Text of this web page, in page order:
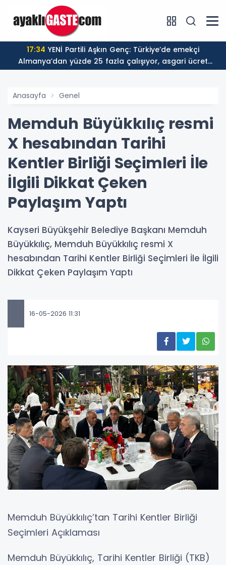
17:34
Almanya’dan yüzde 25 fazla çalışıyor, asgari ücret
ayın 18 gününe yetiyor
Anasayfa Genel
Memduh Büyükkılıç resmi
X hesabından Tarihi
Kentler Birliği Seçimleri İle
İlgili Dikkat Çeken
Paylaşım Yaptı
Kayseri Büyükşehir Belediye Başkanı Memduh
Büyükkılıç, Memduh Büyükkılıç resmi X
hesabından Tarihi Kentler Birliği Seçimleri İle İlgili
Dikkat Çeken Paylaşım Yaptı
16-05-2026 11:31
Memduh Büyükkılıç’tan Tarihi Kentler Birliği
Seçimleri Açıklaması
Memduh Büyükkılıç, Tarihi Kentler Birliği (TKB)